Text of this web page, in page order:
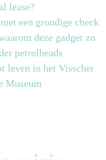
lease?
een grondige check
deze gadget zo
petrolheads
leven in het Visscher
Museum